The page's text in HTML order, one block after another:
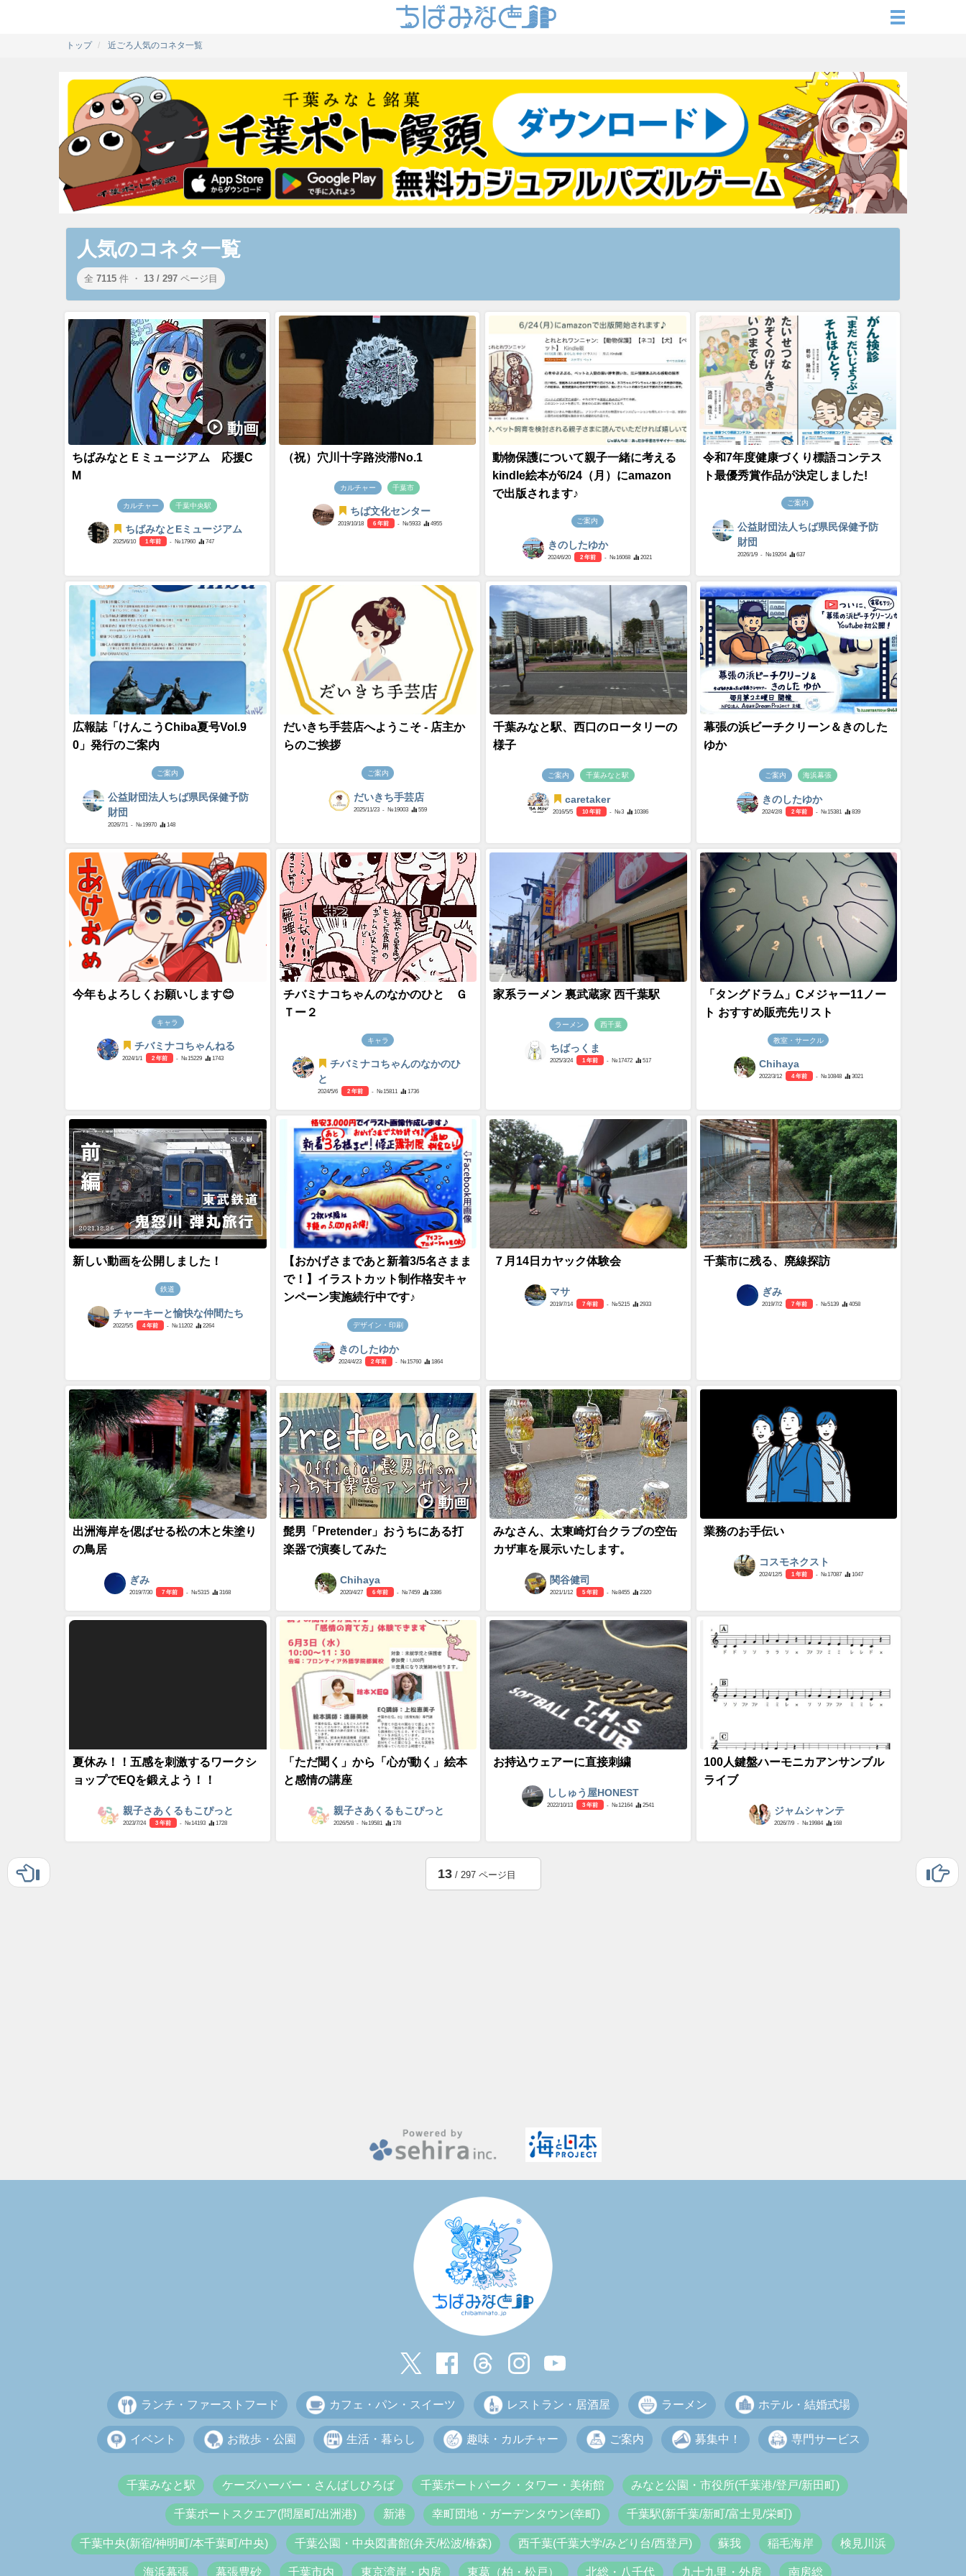
トップ 近ごろ人気のコネタ一覧
人気のコネタ一覧
全 7115 件 ・ 13 / 297 ページ目
動画
ちばみなとＥミュージアム 応援C
M
カルチャー 千葉中央駅
ちばみなとEミュージアム
2025/6/10 1 年前 - №17960 747
（祝）穴川十字路渋滞No.1
カルチャー 千葉市
ちば文化センター
2019/10/18 6 年前 - №5933 4955
動物保護について親子一緒に考える
kindle絵本が6/24（月）にamazon
で出版されます♪
ご案内
きのしたゆか
2024/6/20 2 年前 - №16068 2021
令和7年度健康づくり標語コンテス
ト最優秀賞作品が決定しました!
ご案内
公益財団法人ちば県民保健予防
財団
2026/1/9 - №19204 637
広報誌「けんこうChiba夏号Vol.9
0」発行のご案内
ご案内
公益財団法人ちば県民保健予防
財団
2026/7/1 - №19970 148
だいきち手芸店へようこそ - 店主か
らのご挨拶
ご案内
だいきち手芸店
2025/11/23 - №19003 559
千葉みなと駅、西口のロータリーの
様子
ご案内 千葉みなと駅
caretaker
2016/5/5 10 年前 - №3 10386
幕張の浜ビーチクリーン＆きのした
ゆか
ご案内 海浜幕張
きのしたゆか
2024/2/8 2 年前 - №15381 839
今年もよろしくお願いします😊
キャラ
チバミナコちゃんねる
2024/1/1 2 年前 - №15229 1743
チバミナコちゃんのなかのひと Ｇ
Ｔー２
キャラ
チバミナコちゃんのなかのひ
と
2024/5/6 2 年前 - №15811 1736
家系ラーメン 裏武蔵家 西千葉駅
ラーメン 西千葉
ちばっくま
2025/3/24 1 年前 - №17472 517
「タングドラム」Cメジャー11ノー
ト おすすめ販売先リスト
教室・サークル
Chihaya
2022/3/12 4 年前 - №10848 3021
新しい動画を公開しました！
鉄道
チャーキーと愉快な仲間たち
2022/5/5 4 年前 - №11202 2264
【おかげさまであと新着3/5名さまま
で！】イラストカット制作格安キャ
ンペーン実施続行中です♪
デザイン・印刷
きのしたゆか
2024/4/23 2 年前 - №15760 1864
７月14日カヤック体験会
マサ
2019/7/14 7 年前 - №5215 2933
千葉市に残る、廃線探訪
ぎみ
2019/7/2 7 年前 - №5139 4058
出洲海岸を偲ばせる松の木と朱塗り
の鳥居
ぎみ
2019/7/30 7 年前 - №5315 3168
動画
髭男「Pretender」おうちにある打
楽器で演奏してみた
Chihaya
2020/4/27 6 年前 - №7459 3386
みなさん、太東崎灯台クラブの空缶
カザ車を展示いたします。
関谷健司
2021/1/12 5 年前 - №8455 2320
業務のお手伝い
コスモネクスト
2024/12/5 1 年前 - №17087 1047
夏休み！！五感を刺激するワークシ
ョップでEQを鍛えよう！！
親子さあくるもこぴっと
2023/7/24 3 年前 - №14193 1728
「ただ聞く」から「心が動く」絵本
と感情の講座
親子さあくるもこぴっと
2026/5/8 - №19581 178
お持込ウェアーに直接刺繍
ししゅう屋HONEST
2022/10/13 3 年前 - №12164 2541
100人鍵盤ハーモニカアンサンブル
ライブ
ジャムシャンテ
2026/7/9 - №19984 168
13/ 297 ページ目
ランチ・ファーストフード カフェ・パン・スイーツ レストラン・居酒屋 ラーメン ホテル・結婚式場
イベント お散歩・公園 生活・暮らし 趣味・カルチャー ご案内 募集中！ 専門サービス
千葉みなと駅 ケーズハーバー・さんばしひろば 千葉ポートパーク・タワー・美術館 みなと公園・市役所(千葉港/登戸/新田町)
千葉ポートスクエア(問屋町/出洲港) 新港 幸町団地・ガーデンタウン(幸町) 千葉駅(新千葉/新町/富士見/栄町)
千葉中央(新宿/神明町/本千葉町/中央) 千葉公園・中央図書館(弁天/松波/椿森) 西千葉(千葉大学/みどり台/西登戸) 蘇我 稲毛海岸 検見川浜
海浜幕張 幕張豊砂 千葉市内 東京湾岸・内房 東葛（柏・松戸） 北総・八千代 九十九里・外房 南房総